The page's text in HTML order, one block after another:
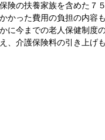
険の扶養家族を含めた７
かった費用の負担の内容
に今までの老人保健制度
、介護保険料の引き上げ